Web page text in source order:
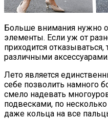
Больше внимания нужно
элементы. Если уж от
приходится
различными аксессуарами.
Лето является
себе позволить намного
смело надевать
подвесками, по
даже кольца на все